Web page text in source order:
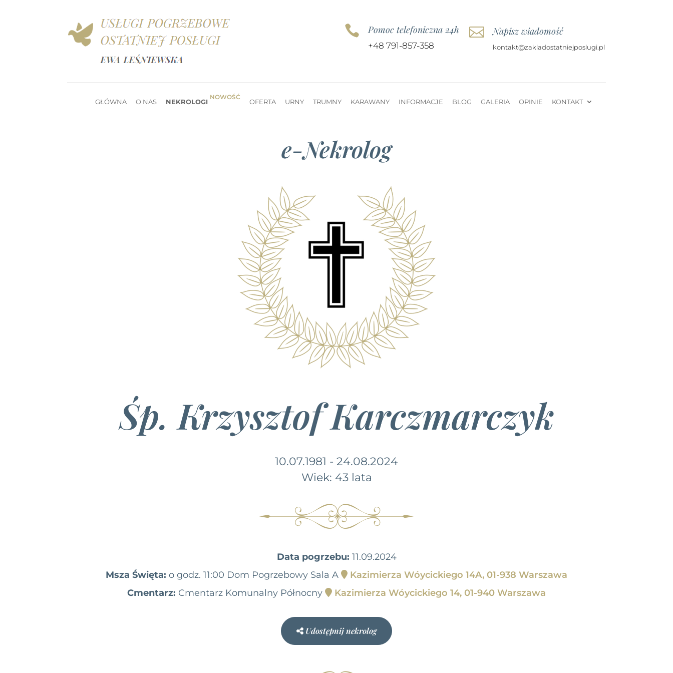
 Pomoc telefoniczna 24h
+48 791-857-358
 Napisz wiadomość
kontakt@zakladostatniejposlugi.pl
GŁÓWNA O NAS NEKROLOGI
NOWOŚĆ
OFERTA URNY TRUMNY KARAWANY INFORMACJE BLOG GALERIA OPINIE KONTAKT
e-Nekrolog
Śp. Krzysztof Karczmarczyk
10.07.1981 - 24.08.2024
Wiek: 43 lata
Data pogrzebu: 11.09.2024
Msza Święta: o godz. 11:00 Dom Pogrzebowy Sala A
Kazimierza Wóycickiego 14A, 01-938 Warszawa
Cmentarz: Cmentarz Komunalny Północny Kazimierza Wóycickiego 14, 01-940 Warszawa
Udostępnij nekrolog